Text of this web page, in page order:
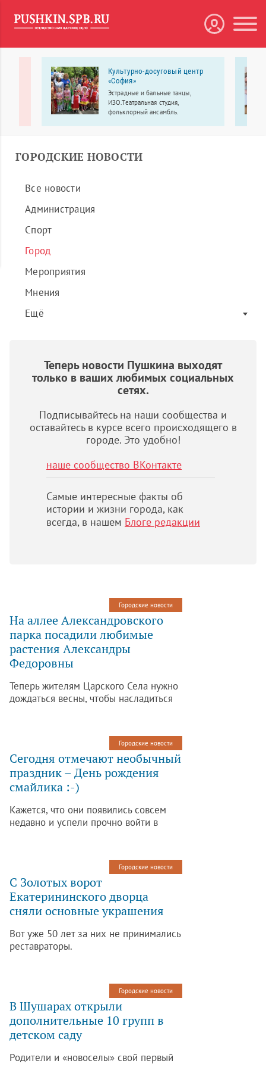
Культурно-досуговый центр
«София»
Эстрадные и бальные танцы,
ИЗО.Театральная студия,
фольклорный ансамбль.
ГОРОДСКИЕ НОВОСТИ
Все новости
Администрация
Спорт
Город
Мероприятия
Мнения
Ещё
Теперь новости Пушкина выходят
только в ваших любимых социальных
сетях.
Подписывайтесь на наши сообщества и
оставайтесь в курсе всего происходящего в
городе. Это удобно!
наше сообщество ВКонтакте
Самые интересные факты об
истории и жизни города, как
всегда, в нашем Блоге редакции
Городские новости
На аллее Александровского
парка посадили любимые
растения Александры
Федоровны
Теперь жителям Царского Села нужно
дождаться весны, чтобы насладиться
Городские новости
Сегодня отмечают необычный
праздник – День рождения
смайлика :-)
Кажется, что они появились совсем
недавно и успели прочно войти в
Городские новости
С Золотых ворот
Екатерининского дворца
сняли основные украшения
Вот уже 50 лет за них не принимались
реставраторы.
Городские новости
В Шушарах открыли
дополнительные 10 групп в
детском саду
Родители и «новоселы» свой первый